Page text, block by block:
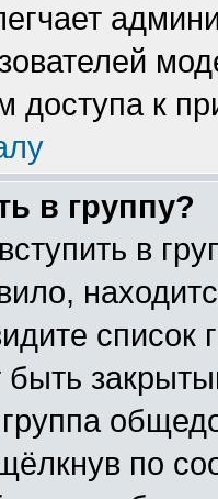
доступа к
в группу?
в
список
быть
по